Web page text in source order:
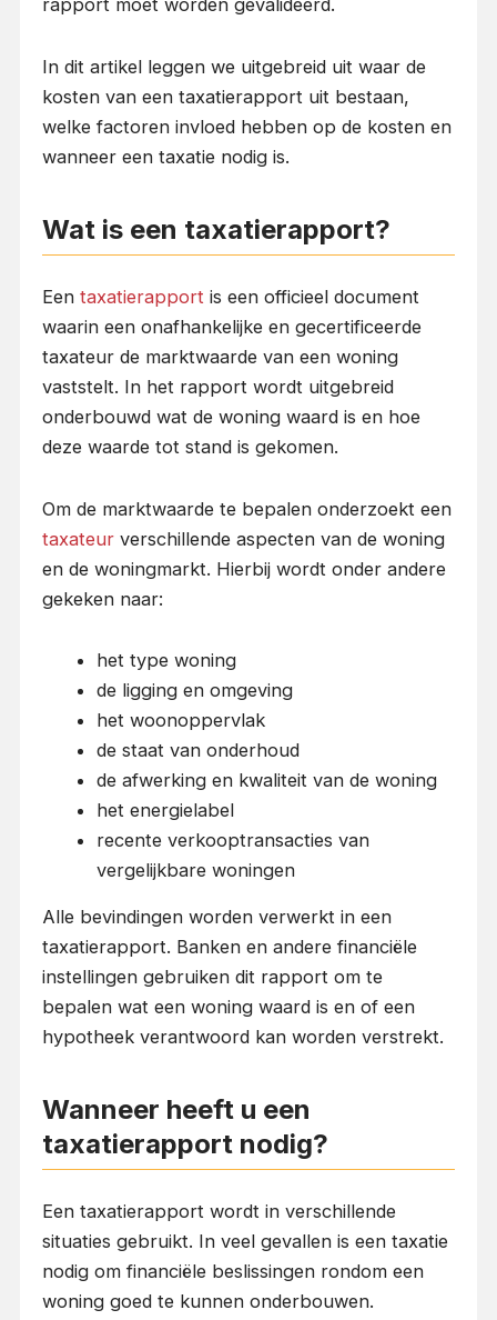
rapport moet worden gevalideerd.
In dit artikel leggen we uitgebreid uit waar de
kosten van een taxatierapport uit bestaan,
welke factoren invloed hebben op de kosten en
wanneer een taxatie nodig is.
Wat is een taxatierapport?
Een taxatierapport is een officieel document
waarin een onafhankelijke en gecertificeerde
taxateur de marktwaarde van een woning
vaststelt. In het rapport wordt uitgebreid
onderbouwd wat de woning waard is en hoe
deze waarde tot stand is gekomen.
Om de marktwaarde te bepalen onderzoekt een
taxateurverschillende aspecten van de woning
en de woningmarkt. Hierbij wordt onder andere
gekeken naar:
het type woning
de ligging en omgeving
het woonoppervlak
de staat van onderhoud
de afwerking en kwaliteit van de woning
het energielabel
recente verkooptransacties van
vergelijkbare woningen
Alle bevindingen worden verwerkt in een
taxatierapport. Banken en andere financiële
instellingen gebruiken dit rapport om te
bepalen wat een woning waard is en of een
hypotheek verantwoord kan worden verstrekt.
Wanneer heeft u een
taxatierapport nodig?
Een taxatierapport wordt in verschillende
situaties gebruikt. In veel gevallen is een taxatie
nodig om financiële beslissingen rondom een
woning goed te kunnen onderbouwen.